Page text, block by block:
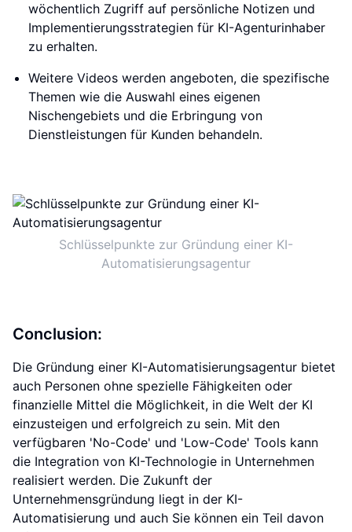
wöchentlich Zugriff auf persönliche Notizen und
Implementierungsstrategien für KI-Agenturinhaber
zu erhalten.
Weitere Videos werden angeboten, die spezifische
Themen wie die Auswahl eines eigenen
Nischengebiets und die Erbringung von
Dienstleistungen für Kunden behandeln.
Schlüsselpunkte zur Gründung einer KI-
Automatisierungsagentur
Conclusion:
Die Gründung einer KI-Automatisierungsagentur bietet
auch Personen ohne spezielle Fähigkeiten oder
finanzielle Mittel die Möglichkeit, in die Welt der KI
einzusteigen und erfolgreich zu sein. Mit den
verfügbaren 'No-Code' und 'Low-Code' Tools kann
die Integration von KI-Technologie in Unternehmen
realisiert werden. Die Zukunft der
Unternehmensgründung liegt in der KI-
Automatisierung und auch Sie können ein Teil davon